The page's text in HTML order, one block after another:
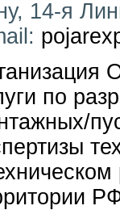
14-я
по